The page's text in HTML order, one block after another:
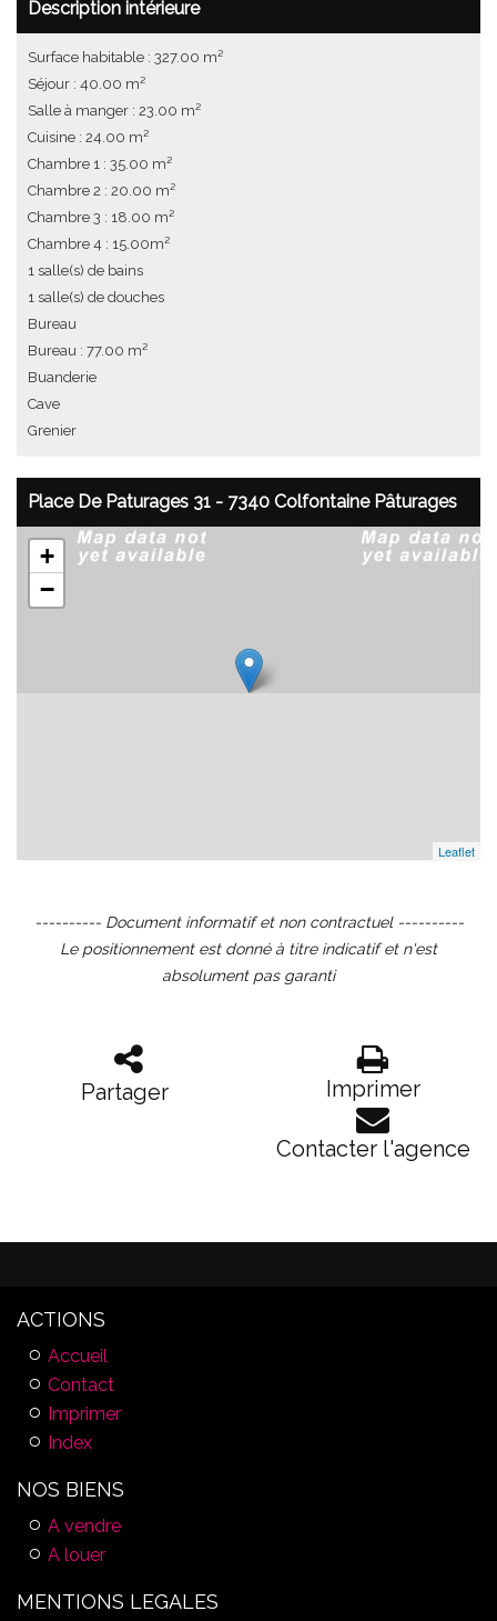
Description intérieure
Surface habitable : 327.00 m²
Séjour : 40.00 m²
Salle à manger : 23.00 m²
Cuisine : 24.00 m²
Chambre 1 : 35.00 m²
Chambre 2 : 20.00 m²
Chambre 3 : 18.00 m²
Chambre 4 : 15.00m²
1 salle(s) de bains
1 salle(s) de douches
Bureau
Bureau : 77.00 m²
Buanderie
Cave
Grenier
Place De Paturages 31 - 7340 Colfontaine Pâturages
+
−
Leaflet
---------- Document informatif et non contractuel ----------
Le positionnement est donné à titre indicatif et n'est
absolument pas garanti
Partager Imprimer
Contacter l'agence
ACTIONS
Accueil
Contact
Imprimer
Index
NOS BIENS
A vendre
A louer
MENTIONS LEGALES